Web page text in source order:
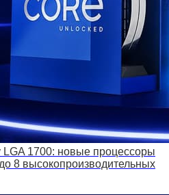
LGA 1700: новые процессоры
8 высокопроизводительных